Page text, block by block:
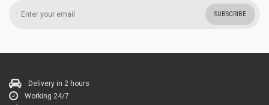
SUBSCRIBE
Delivery in 2 hours
Working 24/7